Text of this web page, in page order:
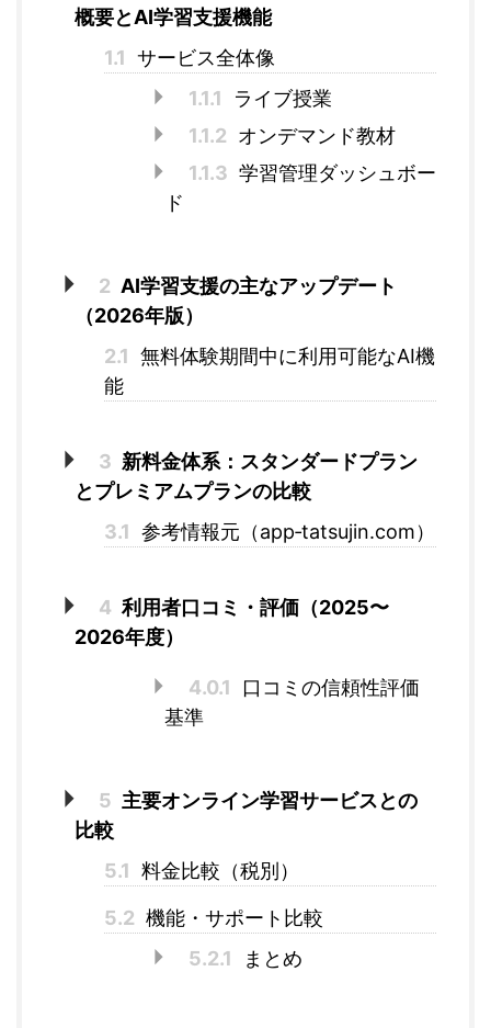
概要とAI学習支援機能
1.1 サービス全体像
1.1.1
ライブ授業
1.1.2 オンデマンド教材
1.1.3 学習管理ダッシュボー
ド
2 AI学習支援の主なアップデート
（2026年版）
2.1 無料体験期間中に利用可能なAI機
能
3 新料金体系：スタンダードプラン
とプレミアムプランの比較
3.1 参考情報元（app‑tatsujin.com）
4 利用者口コミ・評価（2025〜
2026年度）
4.0.1
口コミの信頼性評価
基準
5 主要オンライン学習サービスとの
比較
5.1 料金比較（税別）
5.2 機能・サポート比較
5.2.1
まとめ